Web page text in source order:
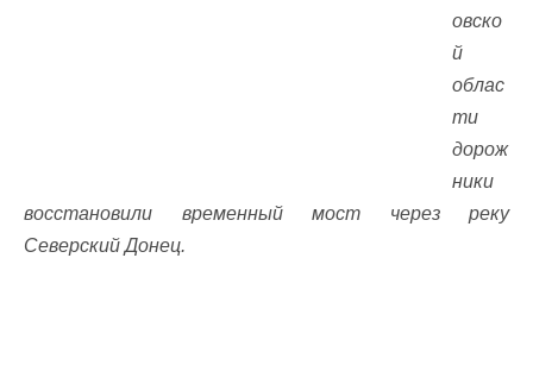
овско
й
облас
ти
дорож
ники
восстановили временный мост через реку
Северский Донец.